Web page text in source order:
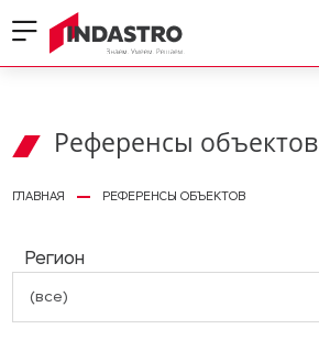
Референсы объектов
ГЛАВНАЯ РЕФЕРЕНСЫ ОБЪЕКТОВ
Регион
(все)